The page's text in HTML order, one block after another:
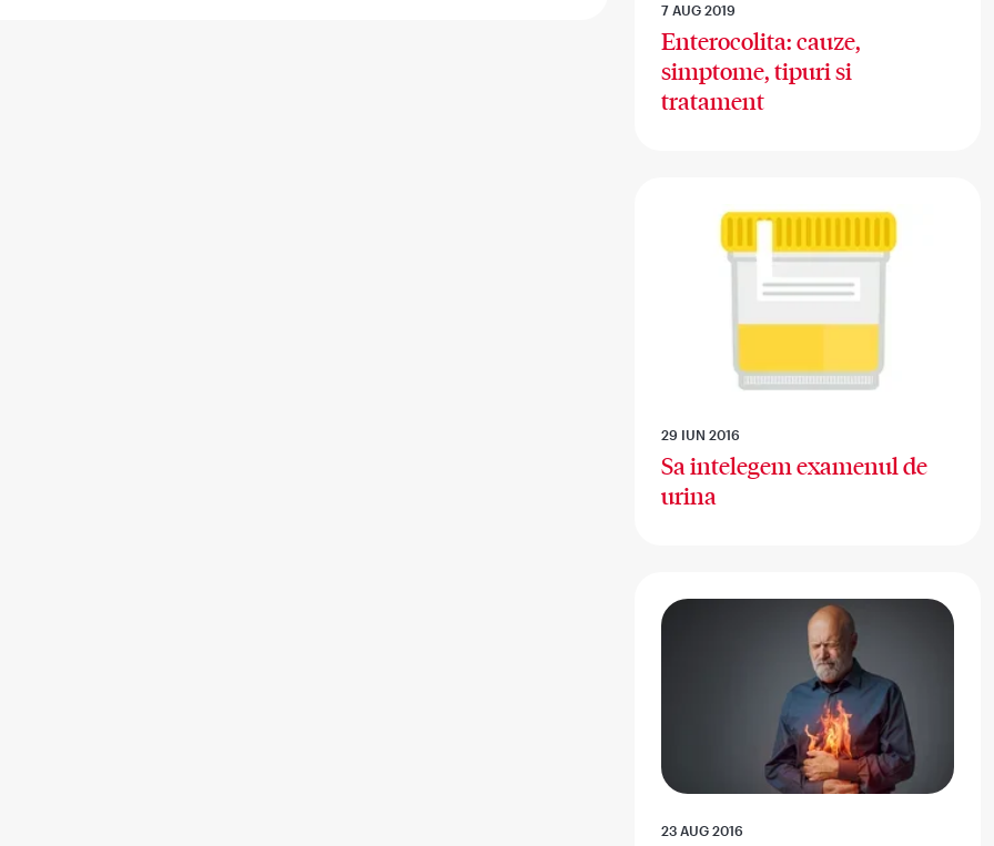
7 AUG 2019
Enterocolita: cauze,
simptome, tipuri si
tratament
29 IUN 2016
Sa intelegem examenul de
urina
23 AUG 2016